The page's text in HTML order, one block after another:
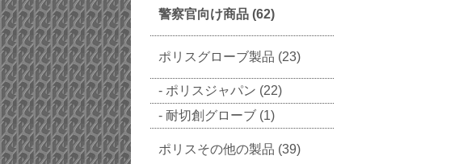
警察官向け商品 (62)
ポリスグローブ製品 (23)
ポリスジャパン (22)
耐切創グローブ (1)
ポリスその他の製品 (39)